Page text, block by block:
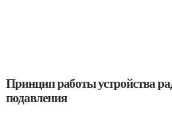
Принцип работы устройства
подавления